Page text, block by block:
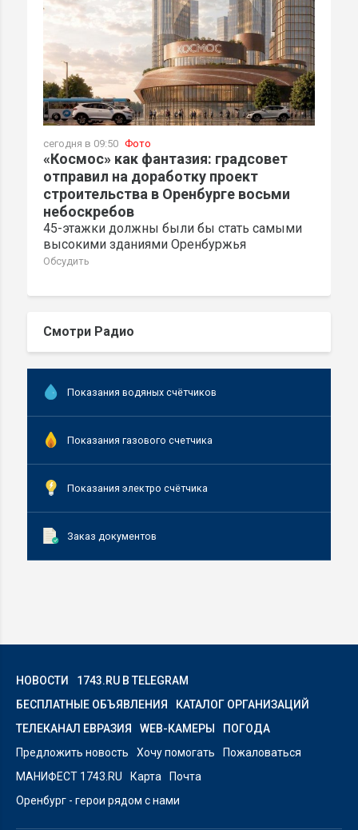
сегодня в 09:50 Фото
«Космос» как фантазия: градсовет
отправил на доработку проект
строительства в Оренбурге восьми
небоскребов
45-этажки должны были бы стать самыми
высокими зданиями Оренбуржья
Обсудить
Смотри Радио
Показания водяных счётчиков
Показания газового счетчика
Показания электро счётчика
Заказ документов
НОВОСТИ
1743.RU В TELEGRAM
БЕСПЛАТНЫЕ ОБЪЯВЛЕНИЯ
КАТАЛОГ ОРГАНИЗАЦИЙ
ТЕЛЕКАНАЛ ЕВРАЗИЯ
WEB-КАМЕРЫ
ПОГОДА
Предложить новость
Хочу помогать
Пожаловаться
МАНИФЕСТ 1743.RU
Карта
Почта
Оренбург - герои рядом с нами